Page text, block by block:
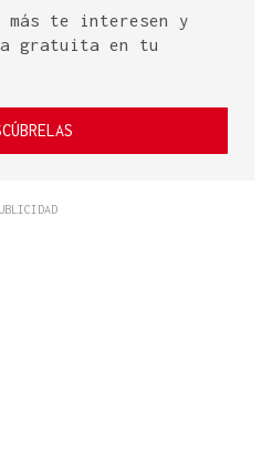
más te interesen y
gratuita en tu